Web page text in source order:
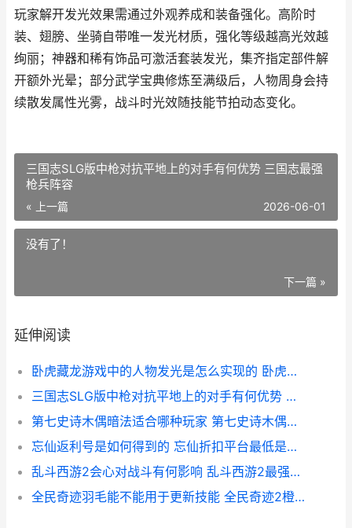
玩家解开发光效果需通过外观养成和装备强化。高阶时
装、翅膀、坐骑自带唯一发光材质，强化等级越高光效越
绚丽；神器和稀有饰品可激活套装发光，集齐指定部件解
开额外光晕；部分武学宝典修炼至满级后，人物周身会持
续散发属性光雾，战斗时光效随技能节拍动态变化。
三国志SLG版中枪对抗平地上的对手有何优势 三国志最强
枪兵阵容
« 上一篇 2026-06-01
没有了！
下一篇 »
延伸阅读
卧虎藏龙游戏中的人物发光是怎么实现的 卧虎藏龙道具分析
三国志SLG版中枪对抗平地上的对手有何优势 三国志最强枪兵阵容
第七史诗木偶暗法适合哪种玩家 第七史诗木偶暗法
忘仙返利号是如何得到的 忘仙折扣平台最低是哪个
乱斗西游2会心对战斗有何影响 乱斗西游2最强阵容搭配技巧详细解析
全民奇迹羽毛能不能用于更新技能 全民奇迹2橙色羽毛分解